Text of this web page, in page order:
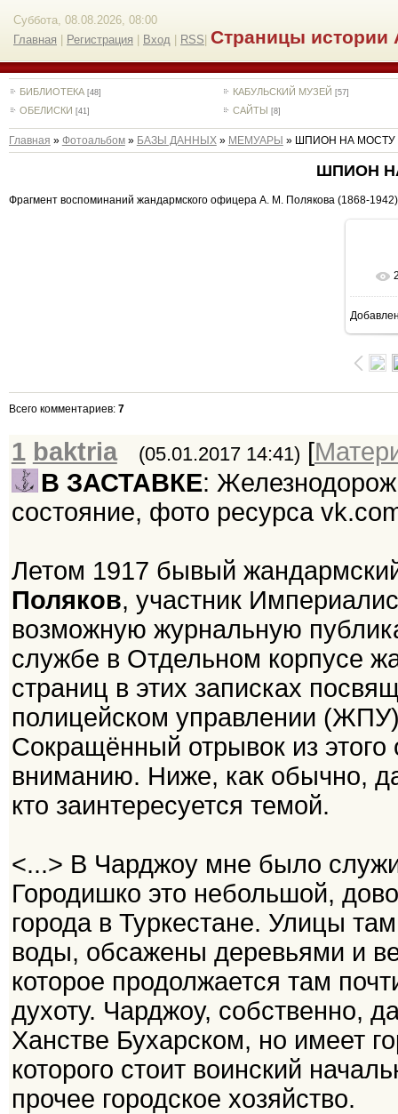
Суббота, 08.08.2026, 08:00
Главная
Регистрация Вход RSS Страницы истории
БИБЛИОТЕКА [48] КАБУЛЬСКИЙ МУЗЕЙ [57]
ОБЕЛИСКИ [41] САЙТЫ [8]
Главная » Фотоальбом» БАЗЫ ДАННЫХ» МЕМУАРЫ » ШПИОН НА МОСТУ
ШПИОН
Фрагмент воспоминаний жандармского офицера А. М. Полякова (1868-
Всего комментариев: 7
1 baktria (05.01.2017 14:41) [
В ЗАСТАВКЕ:
состояние, фото ресурса
Летом 1917 бывый
Поляков, участник
возможную журнальную
службе в Отдельном корпусе
страниц в этих записках
полицейском управлении
Сокращённый отрывок из
вниманию. Ниже, как обычно,
кто заинтересуется темой.
<...> В Чарджоу мне было
Городишко это небольшой,
города в Туркестане. Улицы
воды, обсажены деревьями и
которое продолжается там
духоту. Чарджоу, собственно,
Ханстве Бухарском, но имеет
которого стоит воинский
прочее городское хозяйство.